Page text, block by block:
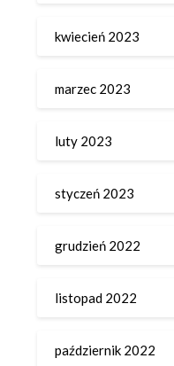
kwiecień 2023
marzec 2023
luty 2023
styczeń 2023
grudzień 2022
listopad 2022
październik 2022